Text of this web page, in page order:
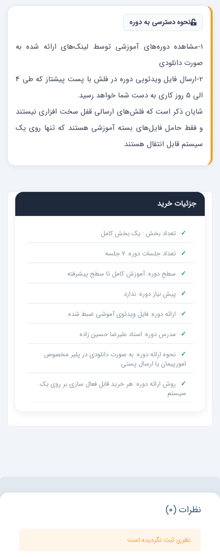
نحوه دسترسی به دوره
1-مشاهده دوره‌های آموزشی توسط لینک‌های ارائه شده به
صورت دانلودی
2-ارسال فایل ویدئویی دوره در فلش با پست پیشتاز که طی 4
الی 5 روز کاری به دست شما خواهد رسید.
شایان ذکر است که فلش‌های ارسالی قفل سخت افزاری نیستند
و فقط حامل فایل‌های بسته آموزشی هستند که تنها روی یک
سیستم قابل انتقال هستند
جزئیات خرید
تعداد بخش : یک بخش کامل
تعداد جلسات دوره: 7 جلسه
سطح دوره: آموزش کامل تا سطح پیشرفته
پیش نیاز دوره: ندارد
ارائه دوره: فایل ویدئوی آموشی ضبط شده
مدرس دوره: استاد علیرضا حسین زاده
نحوه ارائه دوره: به صورت دانلودی در پلیر مخصوص
امورپیمان یا ارسال پستی
روش ارائه دوره: هر خرید قابل فعال سازی بر روی یک
سیستم
نظرات (0)
نظری ثبت نگردیده است